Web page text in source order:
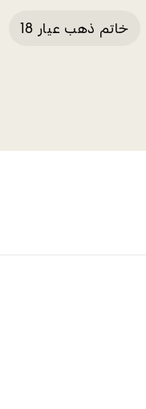
خاتم ذهب عيار 18